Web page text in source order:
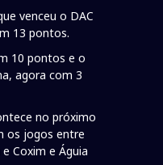
venceu o DAC
13 pontos.
10 pontos e o
agora com 3
no próximo
os jogos entre
Coxim e Águia